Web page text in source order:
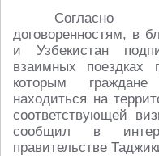
Согласно
договоренностям, в
и Узбекистан
взаимных поездках
которым
находиться на
соответствующей
сообщил в
правительстве